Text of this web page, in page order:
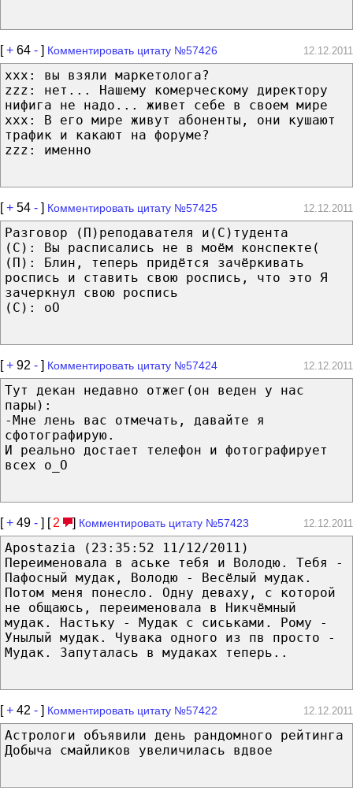
[+ 64 - ] Комментировать цитату №57426 12.12.2011
xxx: вы взяли маркетолога?
zzz: нет... Нашему комерческому директору
нифига не надо... живет себе в своем мире
xxx: В его мире живут абоненты, они кушают
трафик и какают на форуме?
zzz: именно
[+ 54 - ] Комментировать цитату №57425 12.12.2011
Разговор (П)реподавателя и(С)тудента
(С): Вы расписались не в моём конспекте(
(П): Блин, теперь придётся зачёркивать
роспись и ставить свою роспись, что это Я
зачеркнул свою роспись
(С): оО
[+ 92 - ] Комментировать цитату №57424 12.12.2011
Тут декан недавно отжег(он веден у нас
пары):
-Мне лень вас отмечать, давайте я
сфотографирую.
И реально достает телефон и фотографирует
всех о_О
[+ 49 - ] [ 2 ] Комментировать цитату №57423 12.12.2011
Apostazia (23:35:52 11/12/2011)
Переименовала в аське тебя и Володю. Тебя -
Пафосный мудак, Володю - Весёлый мудак.
Потом меня понесло. Одну деваху, с которой
не общаюсь, переименовала в Никчёмный
мудак. Настьку - Мудак с сиськами. Рому -
Унылый мудак. Чувака одного из пв просто -
Мудак. Запуталась в мудаках теперь..
[+ 42 - ] Комментировать цитату №57422 12.12.2011
Астрологи объявили день рандомного рейтинга
Добыча смайликов увеличилась вдвое